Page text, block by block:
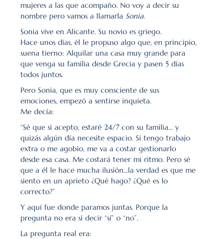
mujeres a las que acompaño. No voy a decir su
nombre pero vamos a llamarla Sonia.
Sonia vive en Alicante. Su novio es griego.
Hace unos días, él le propuso algo que, en principio,
suena tierno: Alquilar una casa muy grande para
que venga su familia desde Grecia y pasen 5 días
todos juntos.
Pero Sonia, que es muy consciente de sus
emociones, empezó a sentirse inquieta.
Me decía:
“Sé que si acepto, estaré 24/7 con su familia… y
quizás algún día necesite espacio. Si tengo trabajo
extra o me agobio, me va a costar gestionarlo
desde esa casa. Me costará tener mi ritmo. Pero sé
que a él le hace mucha ilusión...la verdad es que me
siento en un aprieto ¿Qué hago? ¿Qué es lo
correcto?”
Y aquí fue donde paramos juntas. Porque la
pregunta no era si decir “sí” o “no”.
La pregunta real era: